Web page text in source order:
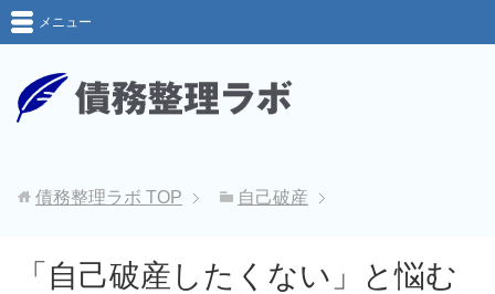
メニュー
債務整理ラボ TOP 自己破産
「自己破産したくない」と悩む